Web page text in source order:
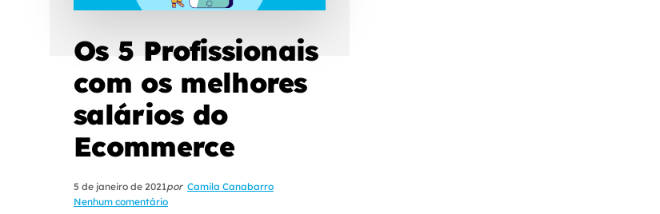
Os 5 Profissionais
com os melhores
salários do
Ecommerce
5 de janeiro de 2021por Camila Canabarro
Nenhum comentário